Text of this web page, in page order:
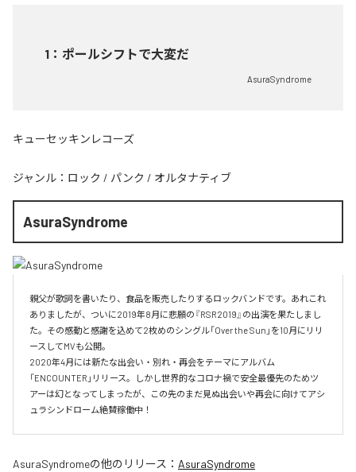
1 ： ポールシフトで大変だ
AsuraSyndrome
キューセッキンレコーズ
ジャンル： ロック / パンク / オルタナティブ
AsuraSyndrome
親父が歌詞を書いたり、食品を販売したりするロックバンドです。あれこれ
ありましたが、ついに2019年8月に悲願の『RSR2019』の出演を果たしまし
た。その感動と感謝を込めて2枚めのシングル「Over the Sun」を10月にリリ
ースしてMVも公開。
2020年4月には新たな出会い・別れ・再会をテーマにアルバム
「ENCOUNTER」リリース。しかし世界的なコロナ禍で安全最優先のためツ
アーは幻となってしまったが、この先のまだ見ぬ出会いや再会に向けてアシ
ュラシンドローム絶賛稼働中！
AsuraSyndromeの他のリリース： AsuraSyndrome